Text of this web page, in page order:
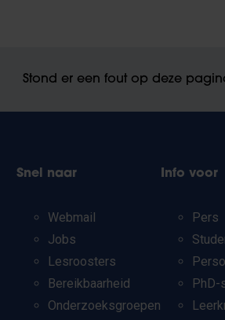
Stond er een fout op deze
Snel naar
Webmail
Jobs
Lesroosters
Bereikbaarheid
Onderzoeksgroepen
Info voor
Pers
PhD-